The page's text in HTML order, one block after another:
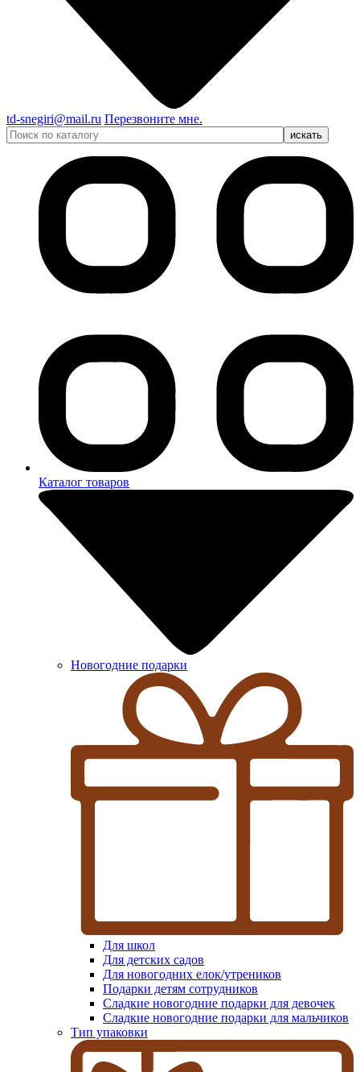
td-snegiri@mail.ru Перезвоните мне.
Каталог товаров
Новогодние подарки
Для школ
Для детских садов
Для новогодних елок/утреников
Подарки детям сотрудников
Сладкие новогодние подарки для девочек
Сладкие новогодние подарки для мальчиков
Тип упаковки